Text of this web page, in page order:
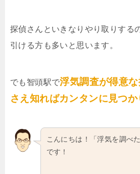
探偵さんといきなりやり取りする
引ける方も多いと思います。
でも智頭駅で浮気調査が得意
さえ知ればカンタンに見つか
こんにちは！「浮気を調べ
です！